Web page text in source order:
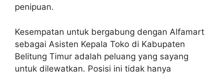
penipuan.
Kesempatan untuk bergabung dengan Alfamart
sebagai Asisten Kepala Toko di Kabupaten
Belitung Timur adalah peluang yang sayang
untuk dilewatkan. Posisi ini tidak hanya